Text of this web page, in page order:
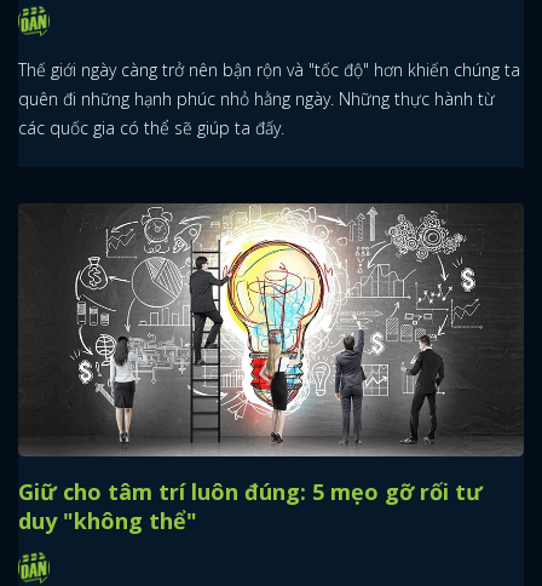
Thế giới ngày càng trở nên bận rộn và "tốc độ" hơn khiến chúng ta
quên đi những hạnh phúc nhỏ hằng ngày. Những thực hành từ
các quốc gia có thể sẽ giúp ta đấy.
Giữ cho tâm trí luôn đúng: 5 mẹo gỡ rối tư
duy "không thể"